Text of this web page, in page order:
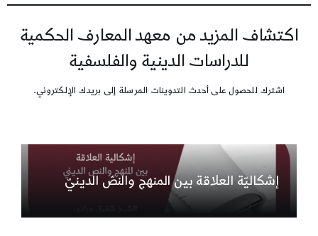
اكتشاف المزيد من معهد المعارف الحكمية
للدراسات الدينية والفلسفية
اشترك للحصول على أحدث التدوينات المرسلة إلى بريدك الإلكتروني.
إشكاليّة العلاقة بين المنهج والنصّ الدينيّ